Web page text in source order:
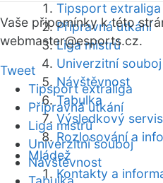
Tipsport extraliga
Přípravná utkání
Liga mistrů
Univerzitní souboj
Návštěvnost
Tabulka
Výsledkový servis
Rozlosování a info
Mládež
Kontakty a
Vaše připomínky k této
webmaster@esports.cz.
Tweet
Tipsport extraliga
Přípravná utkání
Liga mistrů
Univerzitní souboj
Návštěvnost